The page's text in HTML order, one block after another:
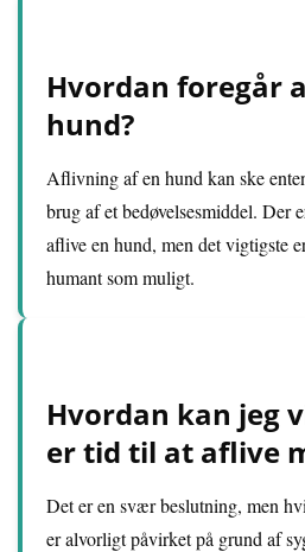
Hvordan foregår
hund?
Aflivning af en hund kan ske
brug af et bedøvelsesmiddel. Der
aflive en hund, men det vigtigste
humant som muligt.
Hvordan kan jeg
er tid til at aflive
Det er en svær beslutning, men
er alvorligt påvirket på grund af